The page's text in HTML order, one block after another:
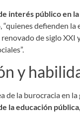
interés público en
“quienes defienden
de siglo XXI
y
de la burocracia en
la educación